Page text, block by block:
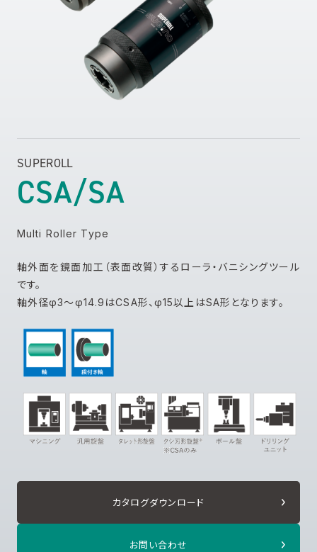
SUPEROLL
CSA/SA
Multi Roller Type
軸外面を鏡面加工（表面改質）するローラ・バニシングツール
です。
軸外径φ3～φ14.9はCSA形、φ15以上はSA形となります。
カタログダウンロード
お問い合わせ